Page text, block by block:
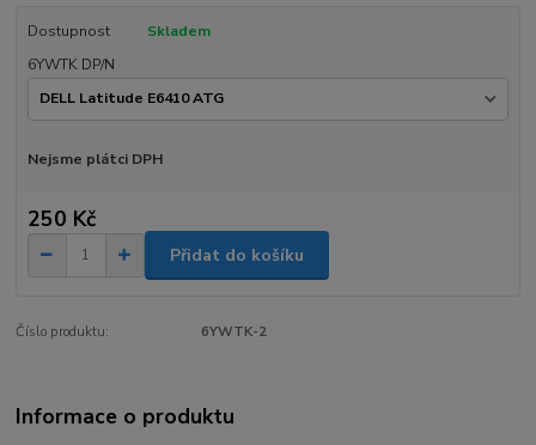
Dostupnost
Skladem
6YWTK DP/N
Nejsme plátci DPH
250 Kč
Přidat do košíku
Číslo produktu: 6YWTK-2
Informace o produktu